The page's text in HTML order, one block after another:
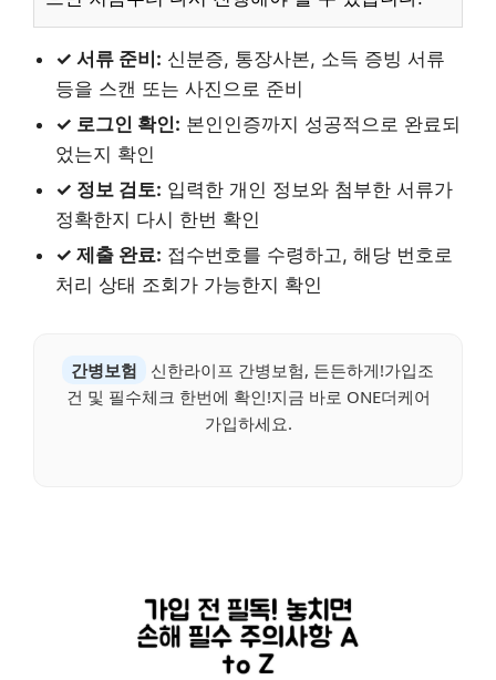
✓ 서류 준비: 신분증, 통장사본, 소득 증빙 서류
등을 스캔 또는 사진으로 준비
✓ 로그인 확인: 본인인증까지 성공적으로 완료되
었는지 확인
✓ 정보 검토: 입력한 개인 정보와 첨부한 서류가
정확한지 다시 한번 확인
✓ 제출 완료: 접수번호를 수령하고, 해당 번호로
처리 상태 조회가 가능한지 확인
간병보험
신한라이프 간병보험, 든든하게!가입조
건 및 필수체크 한번에 확인!지금 바로 ONE더케어
가입하세요.